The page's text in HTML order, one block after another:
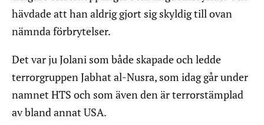
hävdade att han aldrig gjort sig skyldig till ovan
nämnda förbrytelser.
Det var ju Jolani som både skapade och ledde
terrorgruppen Jabhat al-Nusra, som idag går under
namnet HTS och som även den är terrorstämplad
av bland annat USA.